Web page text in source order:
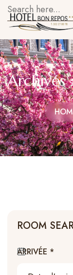
Accueil
Nos Chambres
Restaurant
Français
Archives
ROOM
ARRIVÉE *